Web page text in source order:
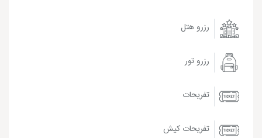
رزرو هتل
رزرو تور
تفریحات
تفریحات کیش